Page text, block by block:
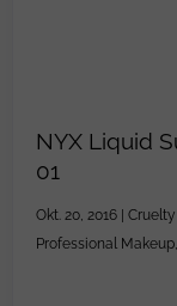
NYX Liquid
01
Okt. 20, 2016
Professional Makeup,